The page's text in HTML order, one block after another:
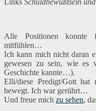
Links Schuldbewußtsein
Alle Positionen konnte
mitfühlen…
Ich kann mich nicht daran
gewesen zu sein, wie es
Geschichte kannte…).
Elli/diese Predigt/Gott hat
bewegt. Ich war gerührt…
Und freue mich zu sehen,